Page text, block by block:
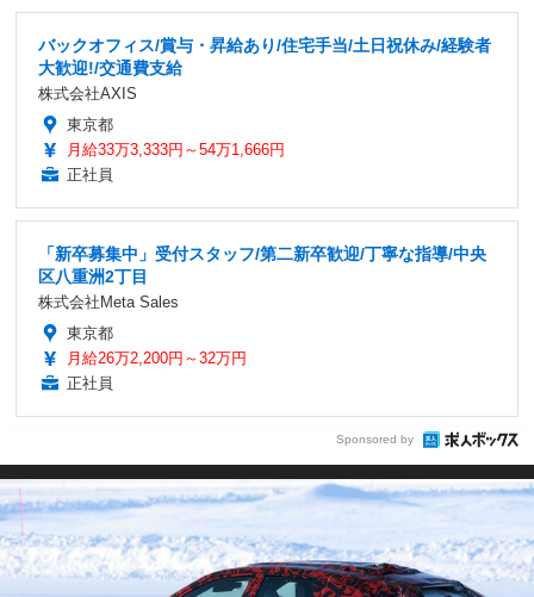
バックオフィス/賞与・昇給あり/住宅手当/土日祝休み/経験者
大歓迎!/交通費支給
株式会社AXIS
東京都
月給33万3,333円～54万1,666円
正社員
「新卒募集中」受付スタッフ/第二新卒歓迎/丁寧な指導/中央
区八重洲2丁目
株式会社Meta Sales
東京都
月給26万2,200円～32万円
正社員
Sponsored by